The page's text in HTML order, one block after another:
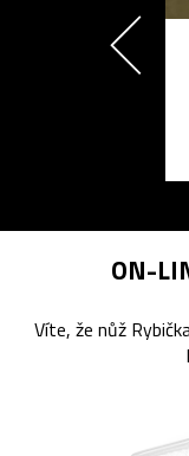
ON-
Víte, že nůž